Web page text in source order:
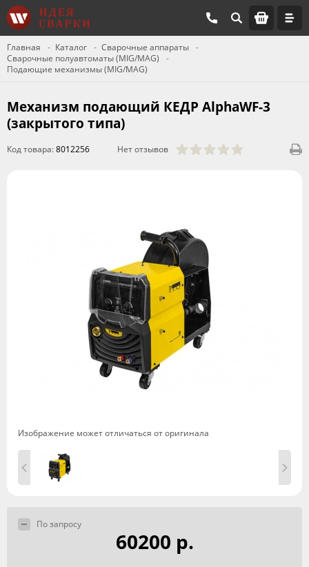
Главная Каталог
Сварочные аппараты
Сварочные полуавтоматы (MIG/MAG)
Подающие механизмы (MIG/MAG)
Механизм подающий КЕДР AlphaWF-3
(закрытого типа)
Код товара:8012256 Нет отзывов
Изображение может отличаться от оригинала
По запросу
60200 р.